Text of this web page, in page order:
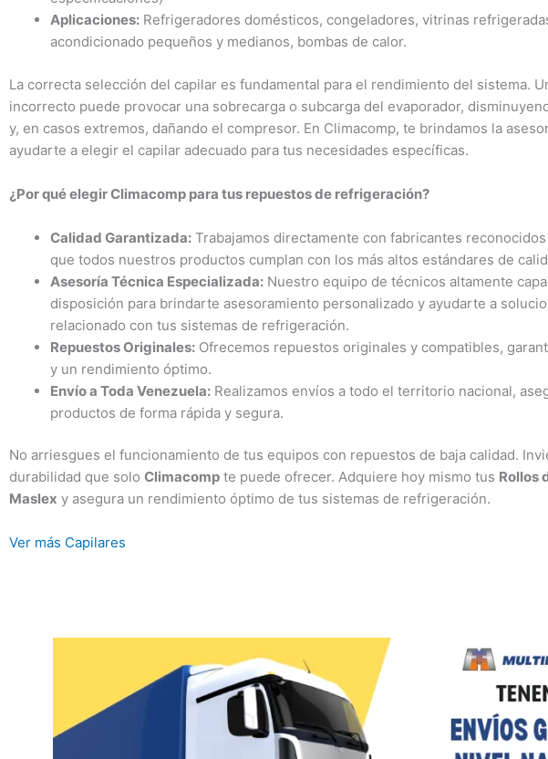
Aplicaciones: Refrigeradores domésticos, congeladores, vitrinas
acondicionado pequeños y medianos, bombas de calor.
La correcta selección del capilar es fundamental para el rendimiento del sistema.
incorrecto puede provocar una sobrecarga o subcarga del evaporador,
y, en casos extremos, dañando el compresor. En Climacomp, te brindamos la
ayudarte a elegir el capilar adecuado para tus necesidades específicas.
¿Por qué elegir Climacomp para tus repuestos de refrigeración?
Calidad Garantizada: Trabajamos directamente con fabricantes
que todos nuestros productos cumplan con los más altos estándares de
Asesoría Técnica Especializada: Nuestro equipo de técnicos altamente
disposición para brindarte asesoramiento personalizado y ayudarte a
relacionado con tus sistemas de refrigeración.
Repuestos Originales: Ofrecemos repuestos originales y compatibles,
y un rendimiento óptimo.
Envío a Toda Venezuela: Realizamos envíos a todo el territorio nacional,
productos de forma rápida y segura.
No arriesgues el funcionamiento de tus equipos con repuestos de baja calidad.
durabilidad que solo Climacomp te puede ofrecer. Adquiere hoy mismo tus Rollos
Maslex y asegura un rendimiento óptimo de tus sistemas de refrigeración.
Ver más Capilares